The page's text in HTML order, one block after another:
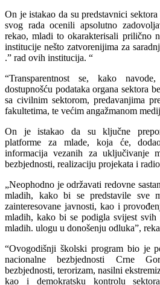
On je istakao da su predstavnici
svog rada ocenili apsolutno
rekao, mladi to okarakterisali prilično
institucije nešto zatvorenijima za
.” rad ovih institucija. “
“Transparentnost se, kako
dostupnošću podataka organa sektora
sa civilnim sektorom, predavanjima
fakultetima, te većim angažmanom
On je istakao da su ključne
platforme za mlade, koja će,
informacija vezanih za uključivanje
bezbjednosti, realizaciju projekata i
„Neophodno je održavati redovne
mladih, kako bi se predstavile sve
zainteresovane javnosti, kao i
mladih, kako bi se podigla svijest svih
mladih. ulogu u donošenju odluka”,
“Ovogodišnji školski program bio je
nacionalne bezbjednosti Crne
bezbjednosti, terorizam, nasilni
kao i demokratsku kontrolu